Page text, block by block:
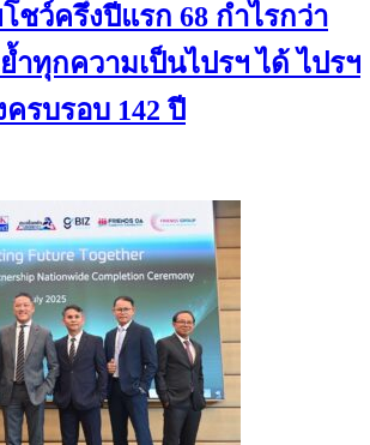
ชว์ครึ่งปีแรก 68 กำไรกว่า
ำทุกความเป็นไปรฯ ได้ ไปรฯ
รบรอบ 142 ปี